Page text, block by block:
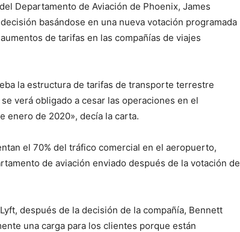
Departamento de Aviación de Phoenix, James
basándose en una nueva votación programada
de tarifas en las compañías de viajes
la estructura de tarifas de transporte terrestre
verá obligado a cesar las operaciones en el
enero de 2020», decía la carta.
el 70% del tráfico comercial en el aeropuerto,
de aviación enviado después de la votación de
después de la decisión de la compañía, Bennett
una carga para los clientes porque están